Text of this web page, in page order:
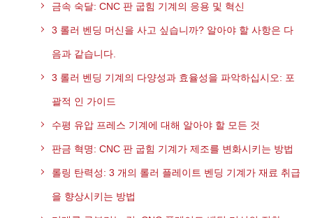
금속 숙달: CNC 판 굽힘 기계의 응용 및 혁신
3 롤러 벤딩 머신을 사고 싶습니까? 알아야 할 사항은 다
음과 같습니다.
3 롤러 벤딩 기계의 다양성과 효율성을 파악하십시오: 포
괄적 인 가이드
수평 유압 프레스 기계에 대해 알아야 할 모든 것
판금 혁명: CNC 판 굽힘 기계가 제조를 변화시키는 방법
롤링 탄력성: 3 개의 롤러 플레이트 벤딩 기계가 재료 취급
을 향상시키는 방법